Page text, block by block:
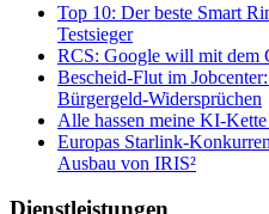
Top 10: Der beste Smart
Testsieger
RCS: Google will mit dem
Bescheid-Flut im
Bürgergeld-Widersprüchen
Alle hassen meine KI-
Europas Starlink-
Ausbau von IRIS²